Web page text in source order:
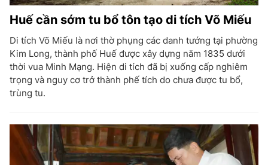
Huế cần sớm tu bổ tôn tạo di tích Võ Miếu
Di tích Võ Miếu là nơi thờ phụng các danh tướng tại phường
Kim Long, thành phố Huế được xây dựng năm 1835 dưới
thời vua Minh Mạng. Hiện di tích đã bị xuống cấp nghiêm
trọng và nguy cơ trở thành phế tích do chưa được tu bổ,
trùng tu.